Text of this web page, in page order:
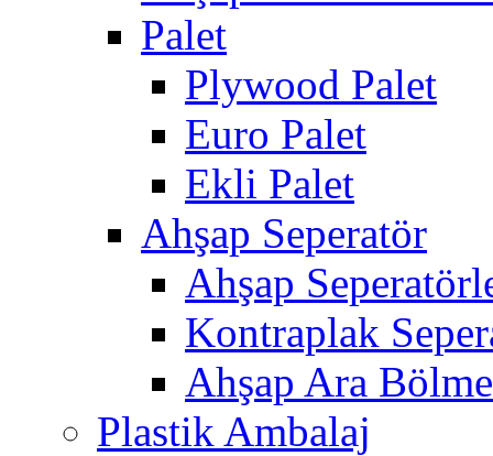
Palet
Plywood Palet
Euro Palet
Ekli Palet
Ahşap Seperatör
Ahşap
Kontraplak
Ahşap Ara
Plastik Ambalaj